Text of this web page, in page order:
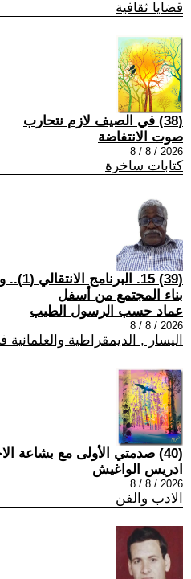
قضايا ثقافية
(38) في الصيف لازم نتحارب
صوت الانتفاضة
2026 / 8 / 8
كتابات ساخرة
(39) 15.
بناء المجتمع من أسفل
عماد حسب الرسول الطيب
2026 / 8 / 8
اليسار , الديمقراطية
(40) صدمتي الأولى مع بشاعة الاحتلال في سبتة..!!
ادريس الواغيش
2026 / 8 / 8
الادب والفن